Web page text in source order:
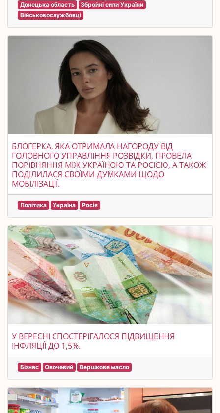
Донецька область
Збройні сили України
Військовослужбовці
БЛОГЕРКА, ЯКА ОТРИМАЛА НАГОРОДУ ВІД
ГОЛОВНОГО УПРАВЛІННЯ РОЗВІДКИ, ПРОВЕЛА
ПОРІВНЯННЯ МІЖ УКРАЇНОЮ ТА РОСІЄЮ, А ТАКОЖ
ПОДІЛИЛАСЯ СВОЇМИ ДУМКАМИ ЩОДО
МОБІЛІЗАЦІЇ.
Політика Україна Росія
У ВЕРЕСНІ СПОСТЕРІГАЛОСЯ ПІДВИЩЕННЯ
ІНФЛЯЦІЇ ДО 1,5%.
Бізнес Овочевий Вершкове масло